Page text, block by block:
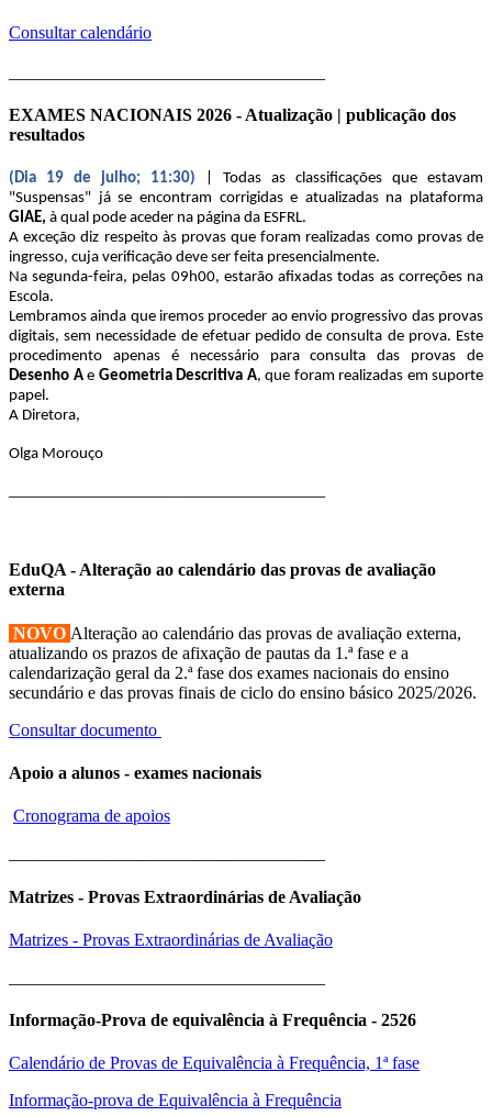
Consultar calendário
EXAMES NACIONAIS 2026 - Atualização | publicação dos
resultados
(Dia 19 de julho; 11:30)
| Todas as classificações que estavam
"Suspensas" já se encontram corrigidas e atualizadas na plataforma
GIAE, à qual pode aceder na página da ESFRL.
A exceção diz respeito às provas que foram realizadas como provas de
ingresso, cuja verificação deve ser feita presencialmente.
Na segunda-feira, pelas 09h00, estarão afixadas todas as correções na
Escola.
Lembramos ainda que iremos proceder ao envio progressivo das provas
digitais, sem necessidade de efetuar pedido de consulta de prova. Este
procedimento apenas é necessário para consulta das provas de
Desenho Ae Geometria Descritiva A, que foram realizadas em suporte
papel.
A Diretora,
Olga Morouço
EduQA - Alteração ao calendário das provas de avaliação
externa
NOVO Alteração ao calendário das provas de avaliação externa,
atualizando os prazos de afixação de pautas da 1.ª fase e a
calendarização geral da 2.ª fase dos exames nacionais do ensino
secundário e das provas finais de ciclo do ensino básico 2025/2026.
Consultar documento
Apoio a alunos - exames nacionais
Cronograma de apoios
Matrizes - Provas Extraordinárias de Avaliação
Matrizes - Provas Extraordinárias de Avaliação
Informação-Prova de equivalência à Frequência - 2526
Calendário de Provas de Equivalência à Frequência, 1ª fase
Informação-prova de Equivalência à Frequência